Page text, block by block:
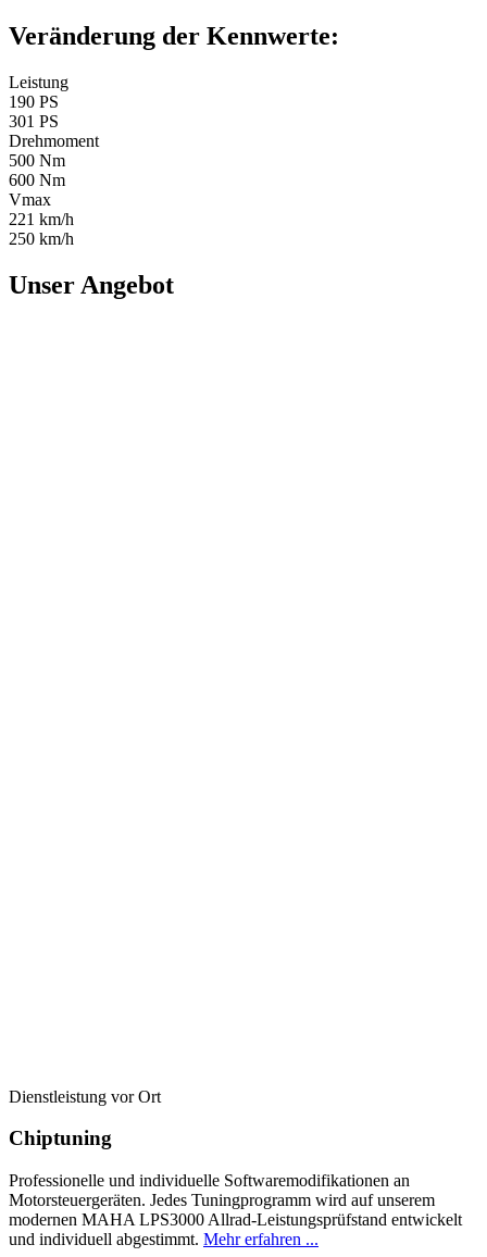
Veränderung der Kennwerte:
Leistung
190 PS
301 PS
Drehmoment
500 Nm
600 Nm
Vmax
221 km/h
250 km/h
Unser Angebot
Dienstleistung vor Ort
Chiptuning
Professionelle und individuelle Softwaremodifikationen an
Motorsteuergeräten. Jedes Tuningprogramm wird auf unserem
modernen MAHA LPS3000 Allrad-Leistungsprüfstand entwickelt
und individuell abgestimmt. Mehr erfahren ...